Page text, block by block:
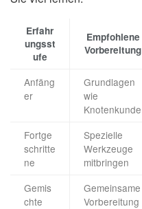
Erfahr
ungsst
ufe
Empfohlene
Vorbereitung
Anfäng
er
Grundlagen
wie
Knotenkunde
Fortge
schritte
ne
Spezielle
Werkzeuge
mitbringen
Gemis
chte
Gemeinsame
Vorbereitung